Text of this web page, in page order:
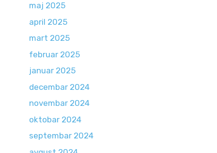
maj 2025
april 2025
mart 2025
februar 2025
januar 2025
decembar 2024
novembar 2024
oktobar 2024
septembar 2024